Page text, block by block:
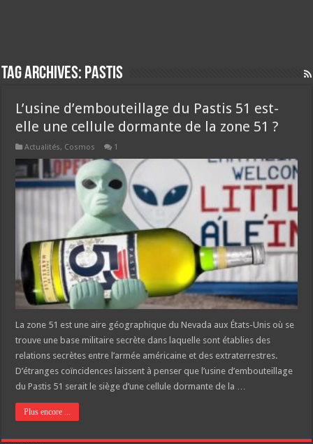
Tag Archives: pastis
L’usine d’embouteillage du Pastis 51 est-
elle une cellule dormante de la zone 51 ?
Actualités, Cosmos 1
La zone 51 est une aire géographique du Nevada aux États-Unis où se
trouve une base militaire secrète dans laquelle sont établies des
relations secrètes entre l’armée américaine et des extraterrestres.
D’étranges coïncidences laissent à penser que l’usine d’embouteillage
du Pastis 51 serait le siège d’une cellule dormante de la …
Plus encore ...